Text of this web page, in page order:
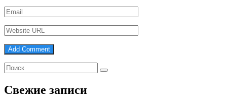
Свежие записи